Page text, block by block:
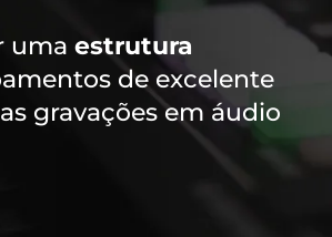
uma estrutura
de excelente
gravações em áudio